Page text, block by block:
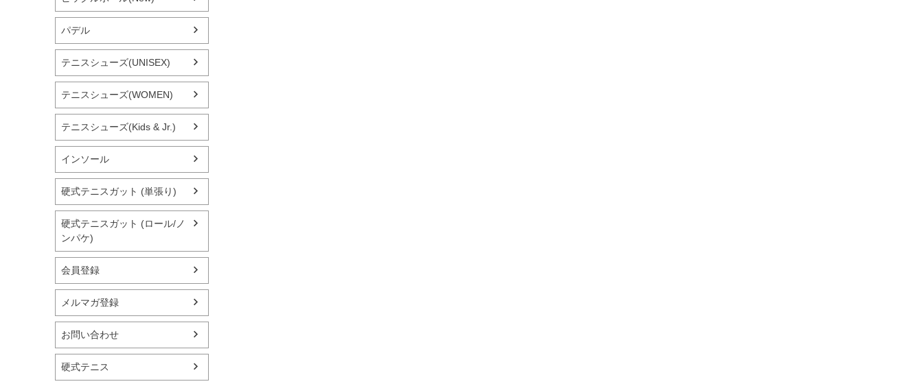
パデル
テニスシューズ(UNISEX)
テニスシューズ(WOMEN)
テニスシューズ(Kids & Jr.)
インソール
硬式テニスガット (単張り)
硬式テニスガット (ロール/ノ
ンパケ)
会員登録
メルマガ登録
お問い合わせ
硬式テニス